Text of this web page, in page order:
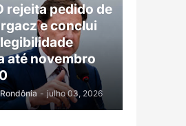
rejeita pedido de
e conclui
até novembro
- julho 03, 2026